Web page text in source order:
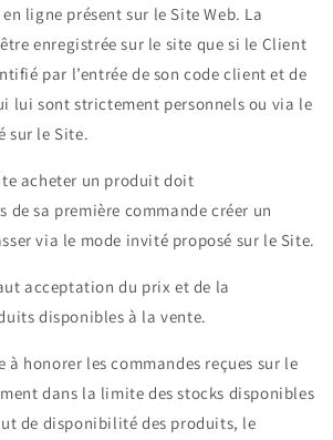
ligne présent sur le Site Web. La
enregistrée sur le site que si le Client
par l’entrée de son code client et de
lui sont strictement personnels ou via le
sur le Site.
acheter un produit doit
sa première commande créer un
via le mode invité proposé sur le Site.
acceptation du prix et de la
disponibles à la vente.
à honorer les commandes reçues sur le
dans la limite des stocks disponibles
de disponibilité des produits, le